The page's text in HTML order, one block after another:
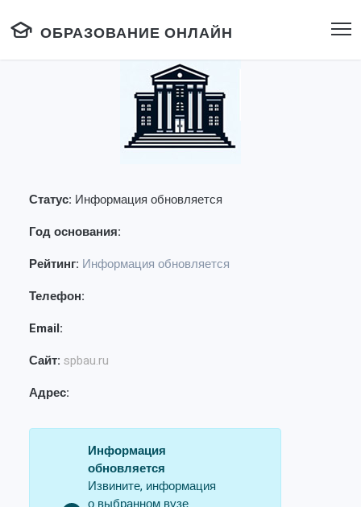
ОБРАЗОВАНИЕ ОНЛАЙН
Статус: Информация обновляется
Год основания:
Рейтинг: Информация обновляется
Телефон:
Email:
Сайт: spbau.ru
Адрес:
Информация
обновляется
Извините, информация